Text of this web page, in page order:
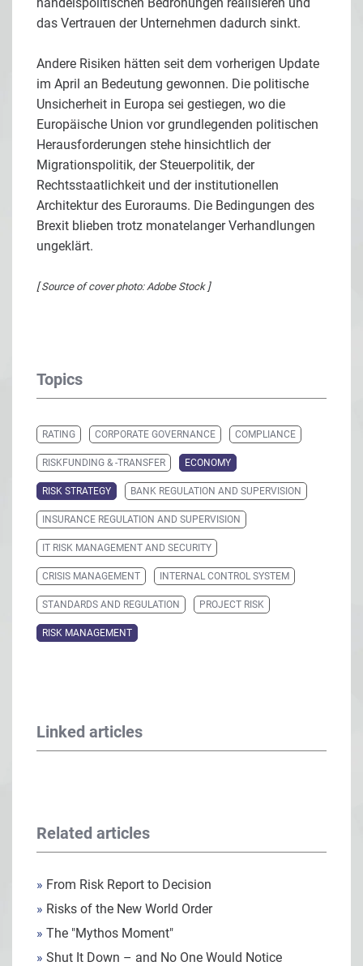
das Vertrauen der Unternehmen dadurch sinkt.
Andere Risiken hätten seit dem vorherigen Update
im April an Bedeutung gewonnen. Die politische
Unsicherheit in Europa sei gestiegen, wo die
Europäische Union vor grundlegenden politischen
Herausforderungen stehe hinsichtlich der
Migrationspolitik, der Steuerpolitik, der
Rechtsstaatlichkeit und der institutionellen
Architektur des Euroraums. Die Bedingungen des
Brexit blieben trotz monatelanger Verhandlungen
ungeklärt.
[ Source of cover photo: Adobe Stock ]
Topics
RATING CORPORATE GOVERNANCE COMPLIANCE
RISKFUNDING & -TRANSFER ECONOMY
RISK STRATEGY BANK REGULATION AND SUPERVISION
INSURANCE REGULATION AND SUPERVISION
IT RISK MANAGEMENT AND SECURITY
CRISIS MANAGEMENT INTERNAL CONTROL SYSTEM
STANDARDS AND REGULATION PROJECT RISK
RISK MANAGEMENT
Linked articles
Related articles
» From Risk Report to Decision
» Risks of the New World Order
» The "Mythos Moment"
» Shut It Down – and No One Would Notice